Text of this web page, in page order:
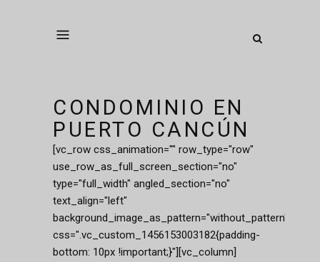
CONDOMINIO EN
PUERTO CANCÚN
[vc_row css_animation="" row_type="row"
use_row_as_full_screen_section="no"
type="full_width" angled_section="no"
text_align="left"
background_image_as_pattern="without_pattern"
css=".vc_custom_1456153003182{padding-
bottom: 10px !important;}"][vc_column]